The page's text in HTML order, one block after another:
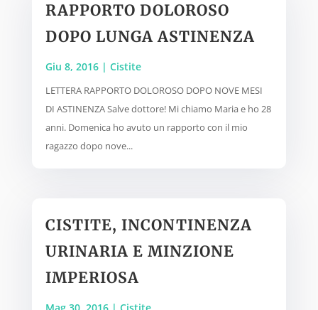
RAPPORTO DOLOROSO
DOPO LUNGA ASTINENZA
Giu 8, 2016| Cistite
LETTERA RAPPORTO DOLOROSO DOPO NOVE MESI
DI ASTINENZA Salve dottore! Mi chiamo Maria e ho 28
anni. Domenica ho avuto un rapporto con il mio
ragazzo dopo nove...
CISTITE, INCONTINENZA
URINARIA E MINZIONE
IMPERIOSA
Mag 30, 2016| Cistite